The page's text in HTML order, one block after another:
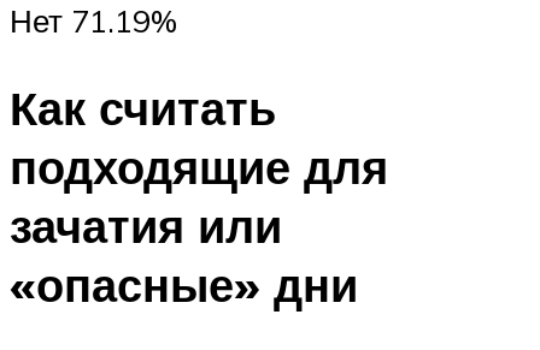
Нет 71.19%
Как считать
подходящие для
зачатия или
«опасные» дни